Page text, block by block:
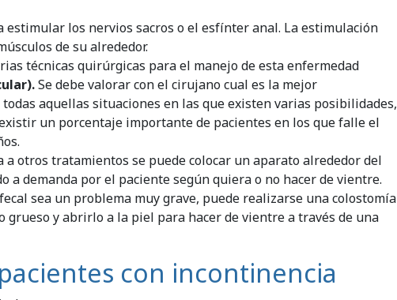
los nervios sacros o el esfínter anal. La estimulación
de su alrededor.
técnicas quirúrgicas para el manejo de esta enfermedad
Se debe valorar con el cirujano cual es la mejor
todas aquellas situaciones en las que existen varias posibilidades,
un porcentaje importante de pacientes en los que falle el
a otros tratamientos se puede colocar un aparato alrededor del
a demanda por el paciente según quiera o no hacer de vientre.
sea un problema muy grave, puede realizarse una colostomía
grueso y abrirlo a la piel para hacer de vientre a través de una
con incontinencia